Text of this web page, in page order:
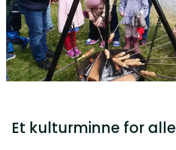
Et kulturminne for alle